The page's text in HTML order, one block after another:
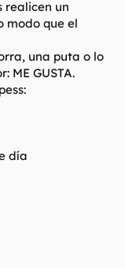
realicen un
modo que el
una puta o lo
ME GUSTA.
día